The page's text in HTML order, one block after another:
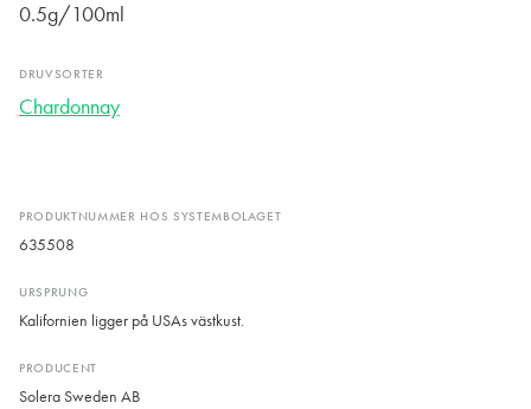
PRODUKTNUMMER HOS SYSTEMBOLAGET
635508
URSPRUNG
Kalifornien ligger på USAs västkust.
PRODUCENT
Solera Sweden AB
0.5g/100ml
DRUVSORTER
Chardonnay